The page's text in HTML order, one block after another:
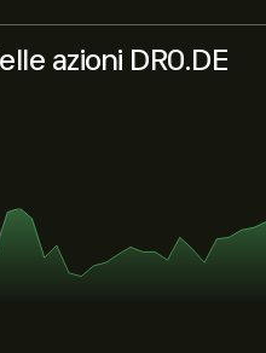
azioni DR0.DE